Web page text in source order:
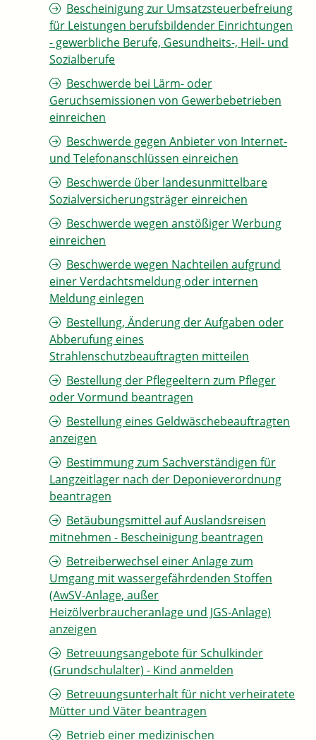
Bescheinigung zur Umsatzsteuerbefreiung
für Leistungen berufsbildender Einrichtungen
- gewerbliche Berufe, Gesundheits-, Heil- und
Sozialberufe
Beschwerde bei Lärm- oder
Geruchsemissionen von Gewerbebetrieben
einreichen
Beschwerde gegen Anbieter von Internet-
und Telefonanschlüssen einreichen
Beschwerde über landesunmittelbare
Sozialversicherungsträger einreichen
Beschwerde wegen anstößiger Werbung
einreichen
Beschwerde wegen Nachteilen aufgrund
einer Verdachtsmeldung oder internen
Meldung einlegen
Bestellung, Änderung der Aufgaben oder
Abberufung eines
Strahlenschutzbeauftragten mitteilen
Bestellung der Pflegeeltern zum Pfleger
oder Vormund beantragen
Bestellung eines Geldwäschebeauftragten
anzeigen
Bestimmung zum Sachverständigen für
Langzeitlager nach der Deponieverordnung
beantragen
Betäubungsmittel auf Auslandsreisen
mitnehmen - Bescheinigung beantragen
Betreiberwechsel einer Anlage zum
Umgang mit wassergefährdenden Stoffen
(AwSV-Anlage, außer
Heizölverbraucheranlage und JGS-Anlage)
anzeigen
Betreuungsangebote für Schulkinder
(Grundschulalter) - Kind anmelden
Betreuungsunterhalt für nicht verheiratete
Mütter und Väter beantragen
Betrieb einer medizinischen